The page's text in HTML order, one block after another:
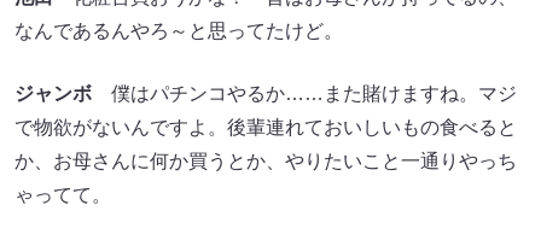
なんであるんやろ～と思ってたけど。
ジャンボ 僕はパチンコやるか……また賭けますね。マジ
で物欲がないんですよ。後輩連れておいしいもの食べると
か、お母さんに何か買うとか、やりたいこと一通りやっち
ゃってて。